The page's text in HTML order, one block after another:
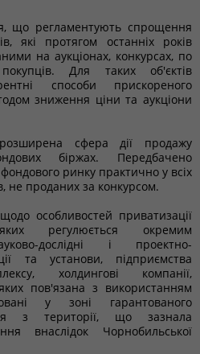
що регламентують спрощення
які протягом останніх років
на аукціонах, конкурсах, по
Для таких об'єктів
способи прискореного
зниження ціни та аукціони
сфера дії продажу
біржах. Передбачено
ринку практично у всіх
не проданих за конкурсом.
особливостей приватизації
регулюється окремим
дослідні і проектно-
та установи, підприємства
холдингові компанії,
пов'язана з використанням
у зоні гарантованого
з території, що зазнала
внаслідок Чорнобильської